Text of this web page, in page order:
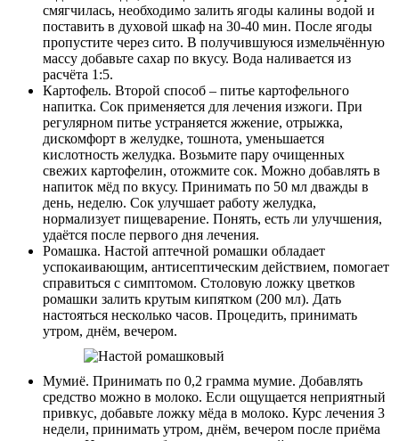
смягчилась, необходимо залить ягоды калины водой и
поставить в духовой шкаф на 30-40 мин. После ягоды
пропустите через сито. В получившуюся измельчённую
массу добавьте сахар по вкусу. Вода наливается из
расчёта 1:5.
Картофель. Второй способ – питье картофельного
напитка. Сок применяется для лечения изжоги. При
регулярном питье устраняется жжение, отрыжка,
дискомфорт в желудке, тошнота, уменьшается
кислотность желудка. Возьмите пару очищенных
свежих картофелин, отожмите сок. Можно добавлять в
напиток мёд по вкусу. Принимать по 50 мл дважды в
день, неделю. Сок улучшает работу желудка,
нормализует пищеварение. Понять, есть ли улучшения,
удаётся после первого дня лечения.
Ромашка. Настой аптечной ромашки обладает
успокаивающим, антисептическим действием, помогает
справиться с симптомом. Столовую ложку цветков
ромашки залить крутым кипятком (200 мл). Дать
настояться несколько часов. Процедить, принимать
утром, днём, вечером.
Мумиё. Принимать по 0,2 грамма мумие. Добавлять
средство можно в молоко. Если ощущается неприятный
привкус, добавьте ложку мёда в молоко. Курс лечения 3
недели, принимать утром, днём, вечером после приёма